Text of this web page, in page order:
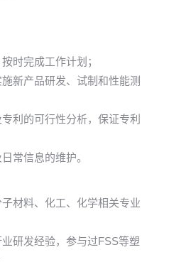
时完成工作计划；
新产品研发、试制和性能测
利的可行性分析，保证专利
常信息的维护。
材料、化工、化学相关专业
研发经验，参与过FSS等塑